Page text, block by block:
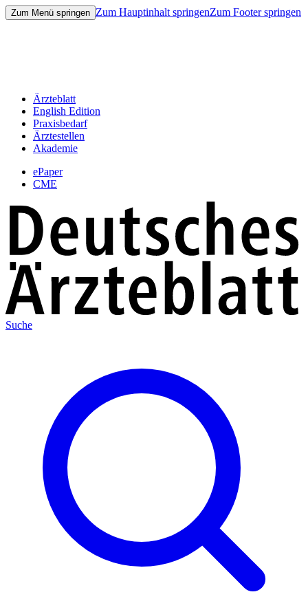
Zum Menü springen Zum Hauptinhalt springenZum Footer springen
Ärzteblatt
English Edition
Praxisbedarf
Ärztestellen
Akademie
ePaper
CME
Suche